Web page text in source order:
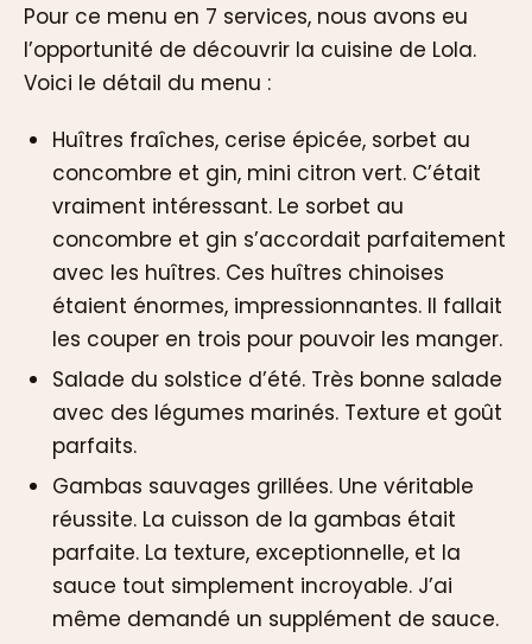
Pour ce menu en 7 services, nous avons eu
l’opportunité de découvrir la cuisine de Lola.
Voici le détail du menu :
Huîtres fraîches, cerise épicée, sorbet au
concombre et gin, mini citron vert. C’était
vraiment intéressant. Le sorbet au
concombre et gin s’accordait parfaitement
avec les huîtres. Ces huîtres chinoises
étaient énormes, impressionnantes. Il fallait
les couper en trois pour pouvoir les manger.
Salade du solstice d’été. Très bonne salade
avec des légumes marinés. Texture et goût
parfaits.
Gambas sauvages grillées. Une véritable
réussite. La cuisson de la gambas était
parfaite. La texture, exceptionnelle, et la
sauce tout simplement incroyable. J’ai
même demandé un supplément de sauce.